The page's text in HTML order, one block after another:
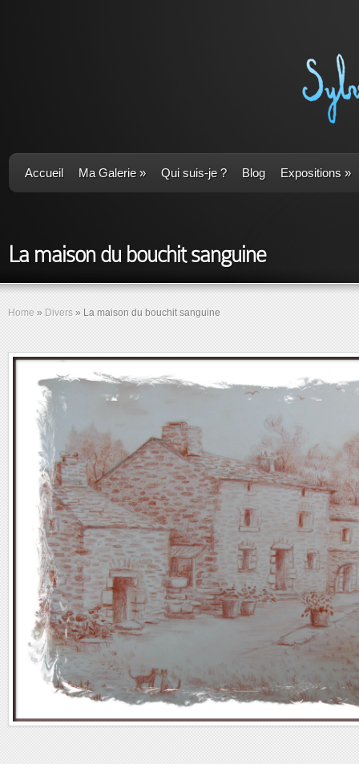
Accueil Ma Galerie» Qui suis-je ? Blog Expositions »
La maison du bouchit sanguine
Home » Divers » La maison du bouchit sanguine